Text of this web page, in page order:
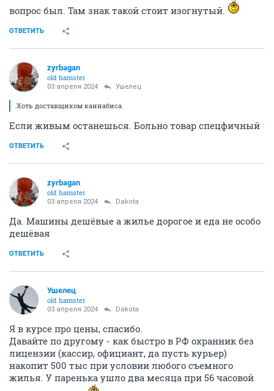
вопрос был. Там знак такой стоит изогнутый.
ОТВЕТИТЬ
zyrbagan
old hamster
03 апреля 2024 Ушелец
.Хоть доставщиком каннабиса.
Если живым останешься. Больно товар спецфичный
ОТВЕТИТЬ
zyrbagan
old hamster
03 апреля 2024 Dаkota
Да. Машины дешёвые а жилье дорогое и еда не особо
дешёвая
ОТВЕТИТЬ
Ушелец
old hamster
03 апреля 2024 Dаkota
Я в курсе про цены, спасибо.
Давайте по другому - как быстро в РФ охранник без
лицензии (кассир, официант, да пусть курьер)
накопит 500 тыс при условии любого съемного
жилья. У паренька ушло два месяца при 56 часовой